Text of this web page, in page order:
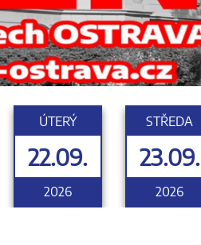
ÚTERÝ
22.09.
2026
STŘEDA
23.09.
2026